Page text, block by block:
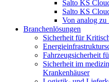
Salto KS
Salto KS
Von analog
Branchenlösungen
Sicherheit für
Fahrzeugsicherheit
Sicherheit im
Krankenhäuser